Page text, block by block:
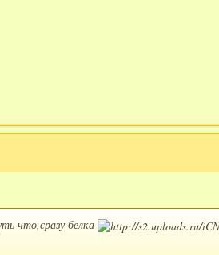
что,сразу белка